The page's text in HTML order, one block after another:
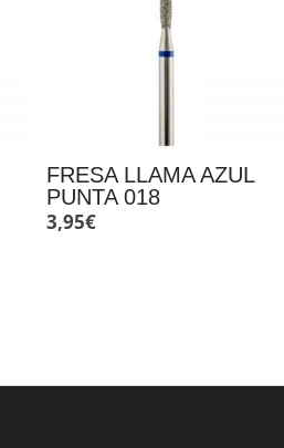
FRESA LLAMA AZUL
PUNTA 018
3,95€